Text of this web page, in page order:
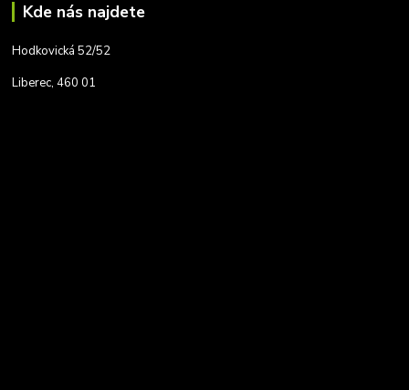
Kde nás najdete
Hodkovická 52/52
Liberec, 460 01